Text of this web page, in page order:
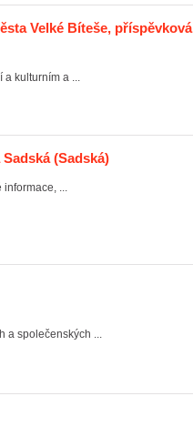
Velké Bíteše, příspěvková
a kulturním a ...
(Sadská)
informace, ...
a společenských ...